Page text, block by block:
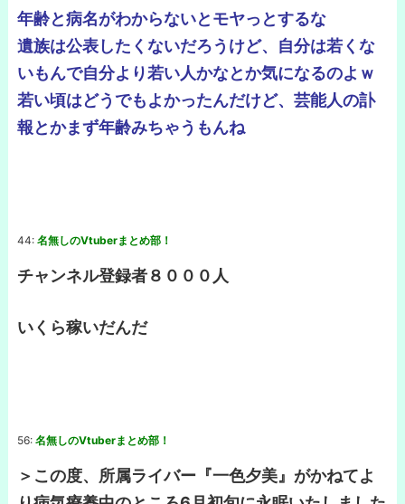
年齢と病名がわからないとモヤっとするな
遺族は公表したくないだろうけど、自分は若くな
いもんで自分より若い人かなとか気になるのよｗ
若い頃はどうでもよかったんだけど、芸能人の訃
報とかまず年齢みちゃうもんね
44: 名無しのVtuberまとめ部！
チャンネル登録者８０００人
いくら稼いだんだ
56: 名無しのVtuberまとめ部！
＞この度、所属ライバー『一色夕美』がかねてよ